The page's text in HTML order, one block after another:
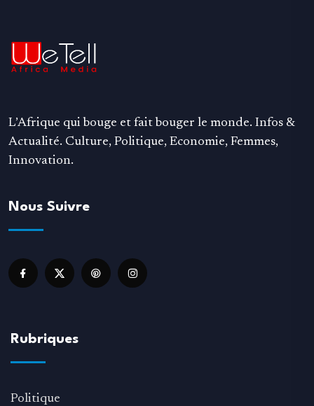
L’Afrique qui bouge et fait bouger le monde. Infos &
Actualité. Culture, Politique, Economie, Femmes,
Innovation.
Nous Suivre
Rubriques
Politique